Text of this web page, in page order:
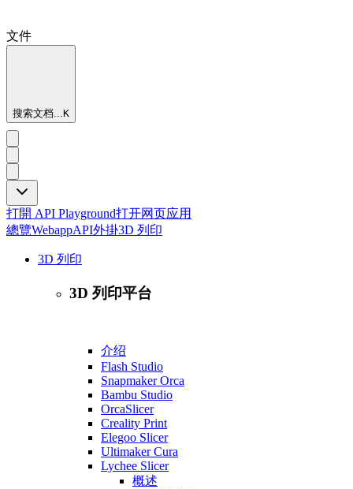
文件
搜索文档...K
打開 API Playground打开网页应用
總覽WebappAPI外掛3D 列印
3D 列印
3D 列印平台
介绍
Flash Studio
Snapmaker Orca
Bambu Studio
OrcaSlicer
Creality Print
Elegoo Slicer
Ultimaker Cura
Lychee Slicer
概述